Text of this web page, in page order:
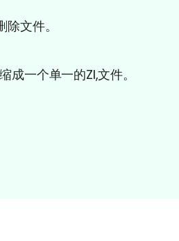
文件。
成一个单一的ZI,文件。